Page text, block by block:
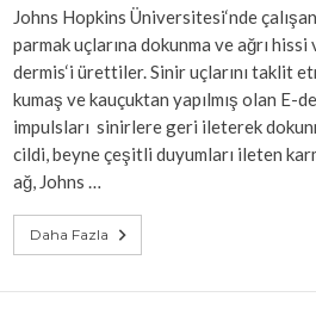
Johns Hopkins Üniversitesi‘nde
parmak uçlarına dokunma ve ağrı
dermis‘i ürettiler. Sinir uçlarını taklit
kumaş ve kauçuktan yapılmış olan E-
impulsları sinirlere geri ileterek
cildi, beyne çeşitli duyumları ileten
ağ, Johns …
Daha Fazla